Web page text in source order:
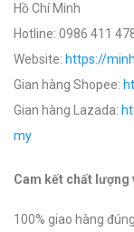
Hồ Chí Minh
Hotline: 0986 411
Website: https://
Gian hàng Shopee:
Gian hàng Lazada:
my
Cam kết chất
100% giao hàng